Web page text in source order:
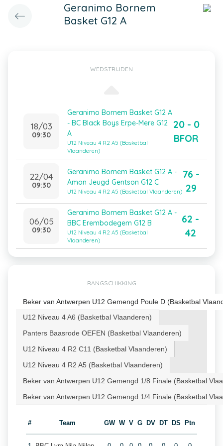
Geranimo Bornem
Basket G12 A
WEDSTRIJDEN
18/03
09:30
Geranimo Bornem Basket G12 A
- BC Black Boys Erpe-Mere G12
A
U12 Niveau 4 R2 A5 (Basketbal
Vlaanderen)
20 - 0
BFOR
22/04
09:30
Geranimo Bornem Basket G12 A -
Amon Jeugd Gentson G12 C
U12 Niveau 4 R2 A5 (Basketbal Vlaanderen)
76 -
29
06/05
09:30
Geranimo Bornem Basket G12 A -
BBC Erembodegem G12 B
U12 Niveau 4 R2 A5 (Basketbal
Vlaanderen)
62 -
42
RANGSCHIKKING
Beker van Antwerpen U12 Gemengd Poule D (Basketbal
U12 Niveau 4 A6 (Basketbal Vlaanderen)
Panters Baasrode OEFEN (Basketbal Vlaanderen)
U12 Niveau 4 R2 C11 (Basketbal Vlaanderen)
U12 Niveau 4 R2 A5 (Basketbal Vlaanderen)
Beker van Antwerpen U12 Gemengd 1/8 Finale (Basketbal
Beker van Antwerpen U12 Gemengd 1/4 Finale (Basketbal
# Team GW W V G DV DT DS Ptn